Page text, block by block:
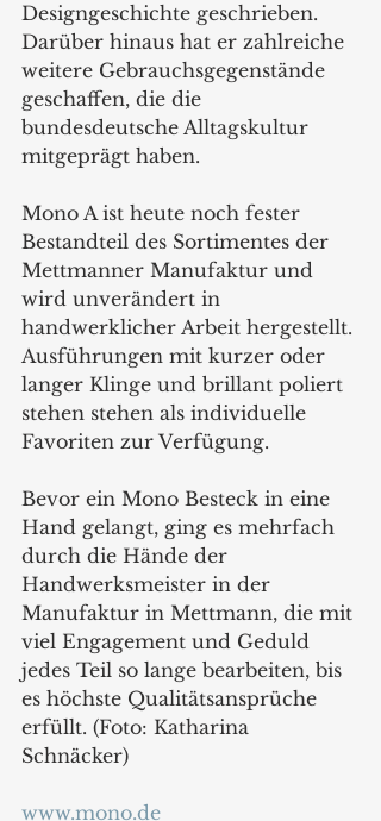
Designgeschichte geschrieben.
Darüber hinaus hat er zahlreiche
weitere Gebrauchsgegenstände
geschaffen, die die
bundesdeutsche Alltagskultur
mitgeprägt haben.
Mono A ist heute noch fester
Bestandteil des Sortimentes der
Mettmanner Manufaktur und
wird unverändert in
handwerklicher Arbeit hergestellt.
Ausführungen mit kurzer oder
langer Klinge und brillant poliert
stehen stehen als individuelle
Favoriten zur Verfügung.
Bevor ein Mono Besteck in eine
Hand gelangt, ging es mehrfach
durch die Hände der
Handwerksmeister in der
Manufaktur in Mettmann, die mit
viel Engagement und Geduld
jedes Teil so lange bearbeiten, bis
es höchste Qualitätsansprüche
erfüllt. (Foto: Katharina
Schnäcker)
www.mono.de